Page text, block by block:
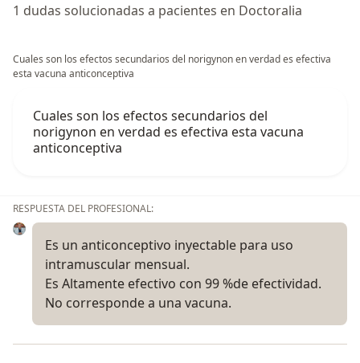
1 dudas solucionadas a pacientes en Doctoralia
Cuales son los efectos secundarios del norigynon en verdad es efectiva
esta vacuna anticonceptiva
Cuales son los efectos secundarios del
norigynon en verdad es efectiva esta vacuna
anticonceptiva
RESPUESTA DEL PROFESIONAL:
Es un anticonceptivo inyectable para uso
intramuscular mensual.
Es Altamente efectivo con 99 %de efectividad.
No corresponde a una vacuna.